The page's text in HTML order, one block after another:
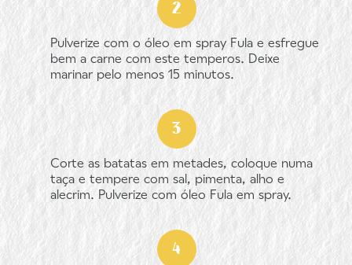
Pulverize com o óleo em spray Fula e esfregue
bem a carne com este temperos. Deixe
marinar pelo menos 15 minutos.
Corte as batatas em metades, coloque numa
taça e tempere com sal, pimenta, alho e
alecrim. Pulverize com óleo Fula em spray.